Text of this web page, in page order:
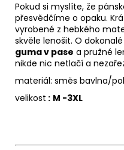
Pokud si myslíte, že
přesvědčíme o opaku.
vyrobené z hebkého
skvěle lenošit. O
guma v pase a pružné
nikde nic netlačí a
materiál: směs bavlna/
velikost : M -3XL